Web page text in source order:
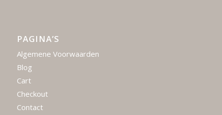
PAGINA’S
Algemene Voorwaarden
Blog
Cart
Checkout
Contact